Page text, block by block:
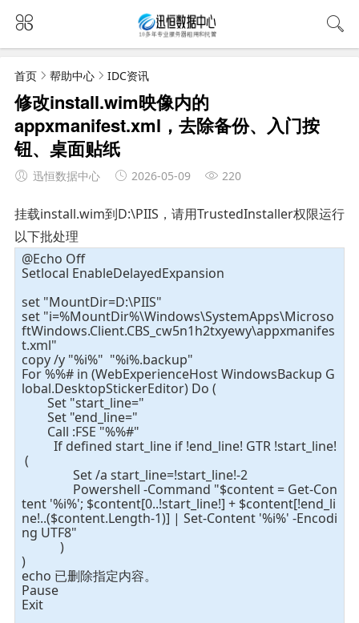
首页 帮助中心 IDC资讯
修改install.wim映像内的
appxmanifest.xml，去除备份、入门按
钮、桌面贴纸
迅恒数据中心 2026-05-09 220
挂载install.wim到D:\PIIS，请用TrustedInstaller权限运行
以下批处理
@Echo Off
Setlocal EnableDelayedExpansion
set "MountDir=D:\PIIS"
set "i=%MountDir%\Windows\SystemApps\Microso
ftWindows.Client.CBS_cw5n1h2txyewy\appxmanifes
t.xml"
copy /y "%i%" "%i%.backup"
For %%# in (WebExperienceHost WindowsBackup G
lobal.DesktopStickerEditor) Do (
Set "start_line="
Set "end_line="
Call :FSE "%%#"
If defined start_line if !end_line! GTR !start_line!
(
Set /a start_line=!start_line!-2
Powershell -Command "$content = Get-Con
tent '%i%'; $content[0..!start_line!] + $content[!end_li
ne!..($content.Length-1)] | Set-Content '%i%' -Encodi
ng UTF8"
)
)
echo 已删除指定内容。
Pause
Exit